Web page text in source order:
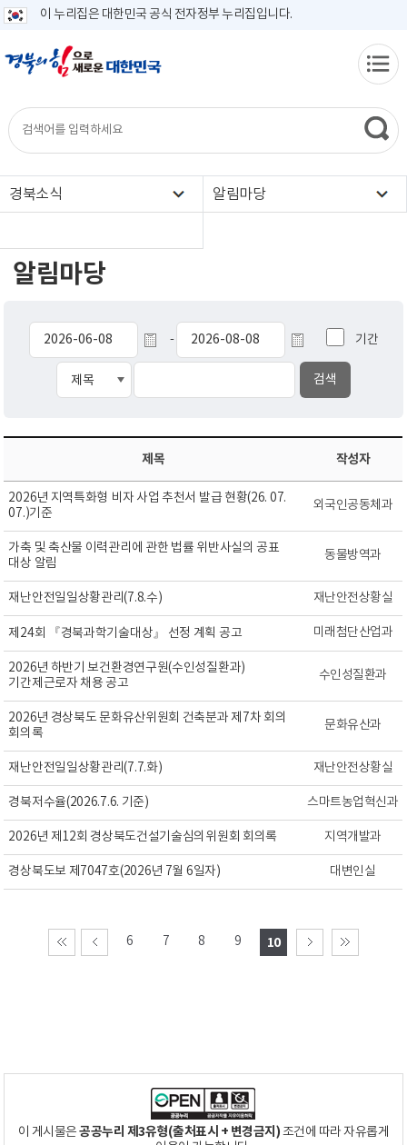
이 누리집은 대한민국 공식 전자정부 누리집입니다.
경북소식 알림마당
알림마당
- 기간
제목 작성자
2026년 지역특화형 비자 사업 추천서 발급 현황(26. 07.
07.)기준
외국인공동체과
가축 및 축산물 이력관리에 관한 법률 위반사실의 공표
대상 알림
동물방역과
재난안전일일상황관리(7.8.수) 재난안전상황실
제24회 『경북과학기술대상』 선정 계획 공고 미래첨단산업과
2026년 하반기 보건환경연구원(수인성질환과)
기간제근로자 채용 공고
수인성질환과
2026년 경상북도 문화유산위원회 건축분과 제7차 회의
회의록
문화유산과
재난안전일일상황관리(7.7.화) 재난안전상황실
경북저수율(2026.7.6. 기준) 스마트농업혁신과
2026년 제12회 경상북도건설기술심의위원회 회의록 지역개발과
경상북도보 제7047호(2026년 7월 6일자) 대변인실
6 7 8 9 10
이 게시물은공공누리 제3유형(출처표시 + 변경금지)조건에 따라 자유롭게